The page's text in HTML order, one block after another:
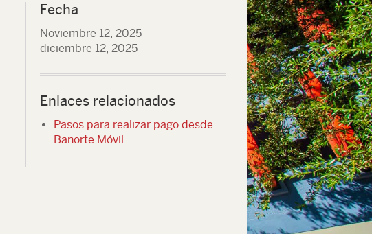
Fecha
Noviembre 12, 2025—
diciembre 12, 2025
Enlaces relacionados
Pasos para realizar pago desde
Banorte Móvil